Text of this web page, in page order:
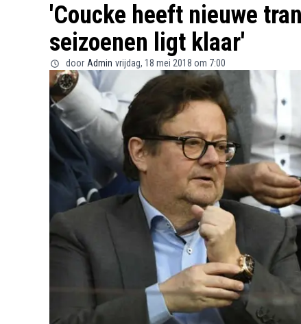
'Coucke heeft nieuwe
seizoenen ligt klaar'
door Admin vrijdag, 18 mei 2018 om 7:00